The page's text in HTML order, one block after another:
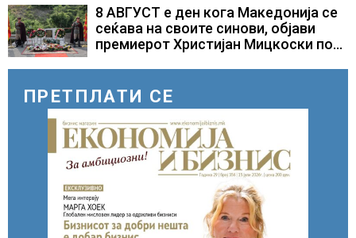
само лекови што навистина им се
потребни
8 АВГУСТ е ден кога Македонија се
сеќава на своите синови, објави
премиерот Христијан Мицкоски по
прилепски бранители
ПРЕТПЛАТИ СЕ